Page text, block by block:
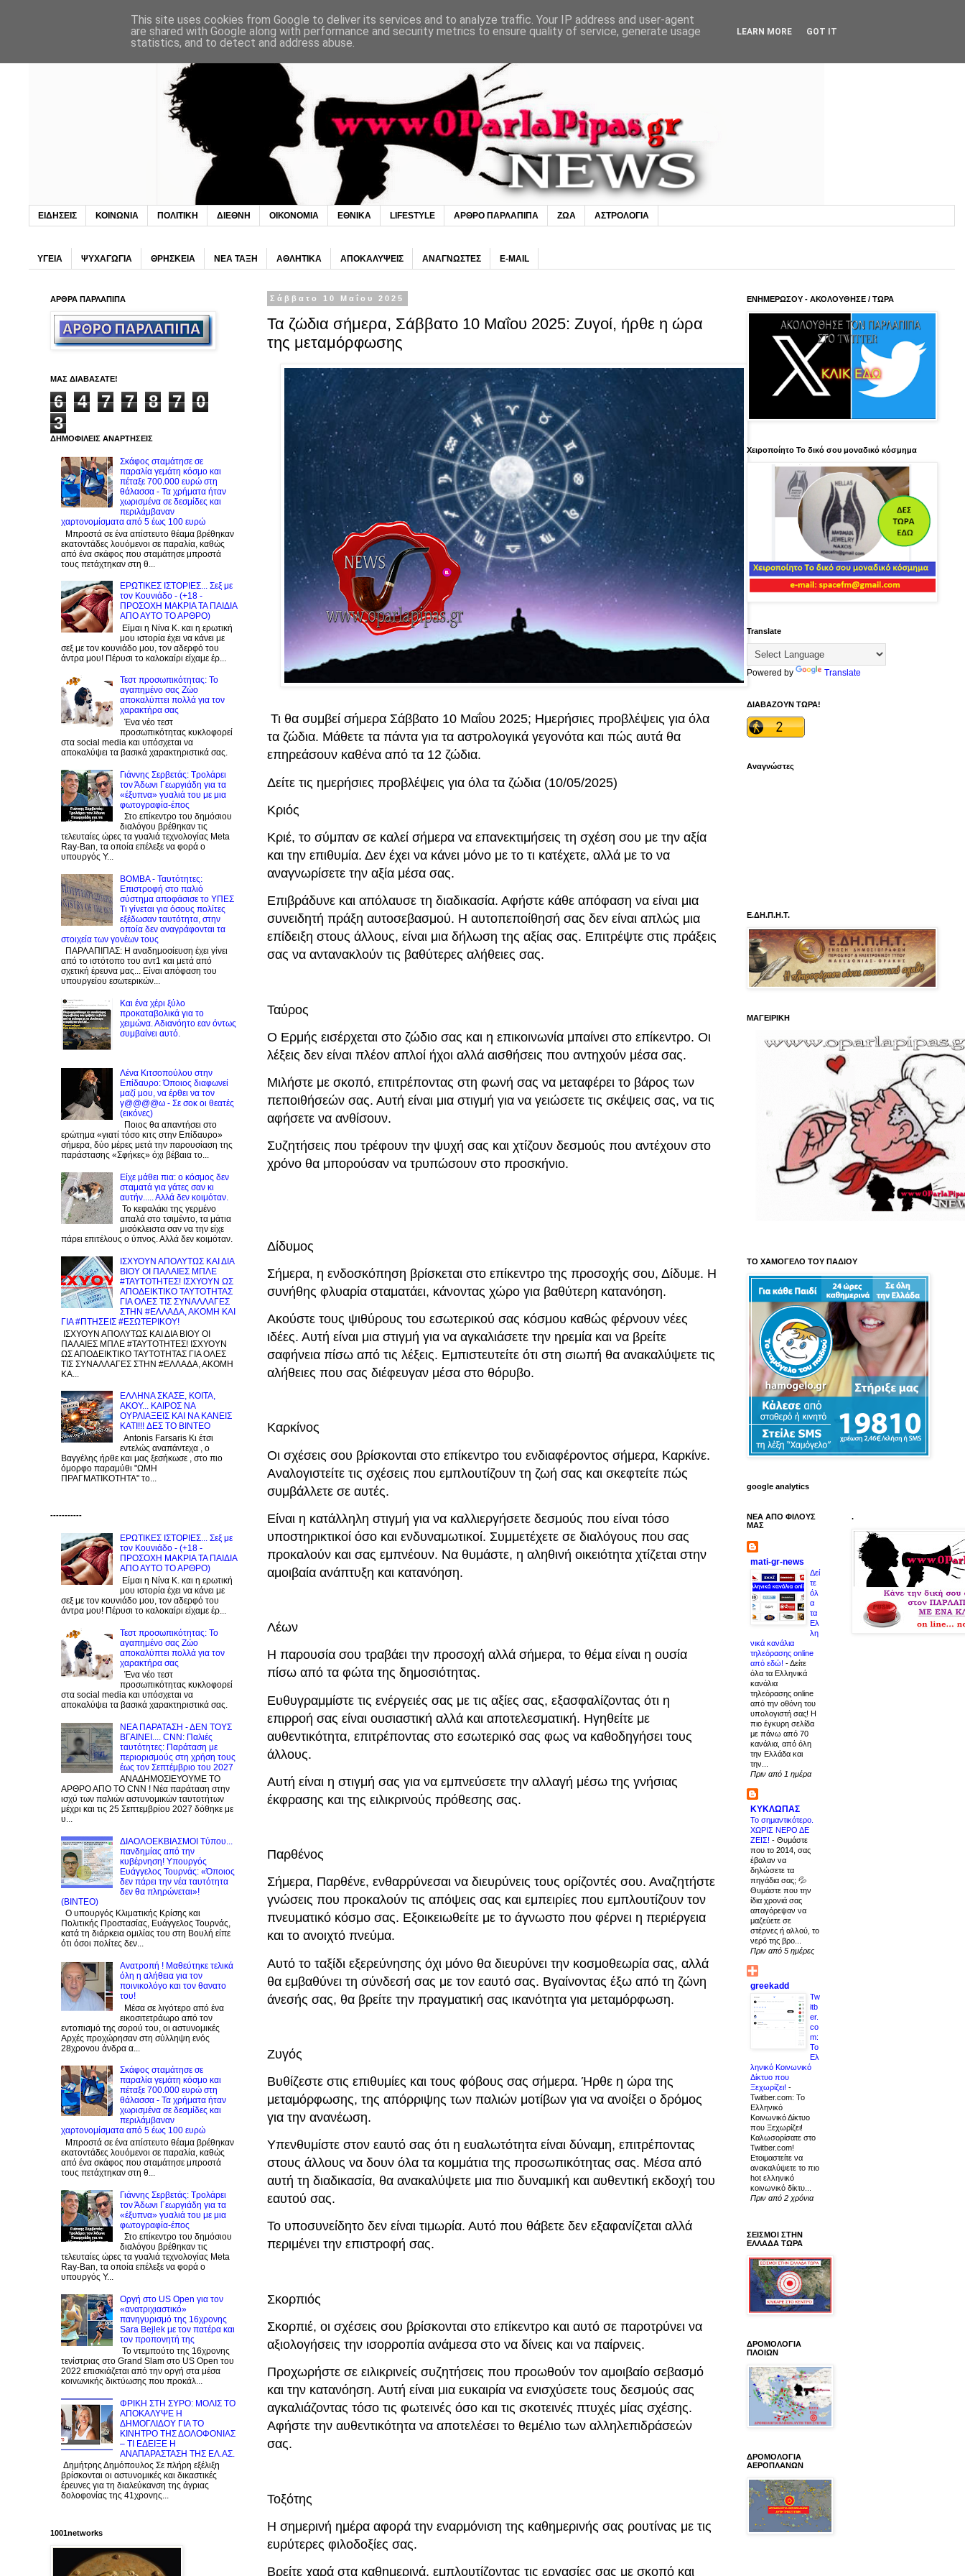
ΕΙΔΗΣΕΙΣ ΚΟΙΝΩΝΙΑ ΠΟΛΙΤΙΚΗ ΔΙΕΘΝΗ ΟΙΚΟΝΟΜΙΑ ΕΘΝΙΚΑ LIFESTYLE ΑΡΘΡΟ ΠΑΡΛΑΠΙΠΑ ΖΩΑ ΑΣΤΡΟΛΟΓΙΑ
ΥΓΕΙΑ ΨΥΧΑΓΩΓΙΑ ΘΡΗΣΚΕΙΑ ΝΕΑ ΤΑΞΗ ΑΘΛΗΤΙΚΑ ΑΠΟΚΑΛΥΨΕΙΣ ΑΝΑΓΝΩΣΤΕΣ E-MAIL
Σάββατο 10 Μαΐου 2025
Τα ζώδια σήμερα, Σάββατο 10 Μαΐου 2025: Ζυγοί, ήρθε η ώρα
της μεταμόρφωσης
Τι θα συμβεί σήμερα Σάββατο 10 Μαΐου 2025; Ημερήσιες προβλέψεις για όλα
τα ζώδια. Μάθετε τα πάντα για τα αστρολογικά γεγονότα και πώς αυτά θα
επηρεάσουν καθένα από τα 12 ζώδια.
Δείτε τις ημερήσιες προβλέψεις για όλα τα ζώδια (10/05/2025)
Κριός
Κριέ, το σύμπαν σε καλεί σήμερα να επανεκτιμήσεις τη σχέση σου με την αξία
και την επιθυμία. Δεν έχει να κάνει μόνο με το τι κατέχετε, αλλά με το να
αναγνωρίσετε την αξία μέσα σας.
Επιβράδυνε και απόλαυσε τη διαδικασία. Αφήστε κάθε απόφαση να είναι μια
συνειδητή πράξη αυτοσεβασμού. Η αυτοπεποίθησή σας δεν είναι απλώς μια
επίδειξη στους άλλους, είναι μια δήλωση της αξίας σας. Επιτρέψτε στις πράξεις
σας να αντανακλούν τις βαθύτερες αλήθειες σας.
Ταύρος
Ο Ερμής εισέρχεται στο ζώδιο σας και η επικοινωνία μπαίνει στο επίκεντρο. Οι
λέξεις δεν είναι πλέον απλοί ήχοι αλλά αισθήσεις που αντηχούν μέσα σας.
Μιλήστε με σκοπό, επιτρέποντας στη φωνή σας να μεταφέρει το βάρος των
πεποιθήσεών σας. Αυτή είναι μια στιγμή για να γειώσετε τις σκέψεις σας, να τις
αφήσετε να ανθίσουν.
Συζητήσεις που τρέφουν την ψυχή σας και χτίζουν δεσμούς που αντέχουν στο
χρόνο θα μπορούσαν να τρυπώσουν στο προσκήνιο.
Δίδυμος
Σήμερα, η ενδοσκόπηση βρίσκεται στο επίκεντρο της προσοχής σου, Δίδυμε. Η
συνήθης φλυαρία σταματάει, κάνοντας χώρο για βαθύτερη κατανόηση.
Ακούστε τους ψιθύρους του εσωτερικού σας κόσμου καθώς φέρνουν νέες
ιδέες. Αυτή είναι μια στιγμή για να αγκαλιάσετε την ηρεμία και να βρείτε
σαφήνεια πίσω από τις λέξεις. Εμπιστευτείτε ότι στη σιωπή θα ανακαλύψετε τις
αλήθειες που σας διέφευγαν μέσα στο θόρυβο.
Καρκίνος
Οι σχέσεις σου βρίσκονται στο επίκεντρο του ενδιαφέροντος σήμερα, Καρκίνε.
Αναλογιστείτε τις σχέσεις που εμπλουτίζουν τη ζωή σας και σκεφτείτε πώς
συμβάλλετε σε αυτές.
Είναι η κατάλληλη στιγμή για να καλλιεργήσετε δεσμούς που είναι τόσο
υποστηρικτικοί όσο και ενδυναμωτικοί. Συμμετέχετε σε διαλόγους που σας
προκαλούν και σας εμπνέουν. Να θυμάστε, η αληθινή οικειότητα χτίζεται στην
αμοιβαία ανάπτυξη και κατανόηση.
Λέων
Η παρουσία σου τραβάει την προσοχή αλλά σήμερα, το θέμα είναι η ουσία
πίσω από τα φώτα της δημοσιότητας.
Ευθυγραμμίστε τις ενέργειές σας με τις αξίες σας, εξασφαλίζοντας ότι η
επιρροή σας είναι ουσιαστική αλλά και αποτελεσματική. Ηγηθείτε με
αυθεντικότητα, επιτρέποντας στο εσωτερικό σας φως να καθοδηγήσει τους
άλλους.
Αυτή είναι η στιγμή σας για να εμπνεύσετε την αλλαγή μέσω της γνήσιας
έκφρασης και της ειλικρινούς πρόθεσης σας.
Παρθένος
Σήμερα, Παρθένε, ενθαρρύνεσαι να διευρύνεις τους ορίζοντές σου. Αναζητήστε
γνώσεις που προκαλούν τις απόψεις σας και εμπειρίες που εμπλουτίζουν τον
πνευματικό κόσμο σας. Εξοικειωθείτε με το άγνωστο που φέρνει η περιέργεια
και το ανοιχτό πνεύμα.
Αυτό το ταξίδι εξερεύνησης όχι μόνο θα διευρύνει την κοσμοθεωρία σας, αλλά
θα εμβαθύνει τη σύνδεσή σας με τον εαυτό σας. Βγαίνοντας έξω από τη ζώνη
άνεσής σας, θα βρείτε την πραγματική σας ικανότητα για μεταμόρφωση.
Ζυγός
Βυθίζεστε στις επιθυμίες και τους φόβους σας σήμερα. Ήρθε η ώρα της
μεταμόρφωσης, της απόρριψης των παλιών μοτίβων για να ανοίξει ο δρόμος
για την ανανέωση.
Υπενθυμίστε στον εαυτό σας ότι η ευαλωτότητα είναι δύναμη, επιτρέποντας
στους άλλους να δουν όλα τα κομμάτια της προσωπικότητας σας. Μέσα από
αυτή τη διαδικασία, θα ανακαλύψετε μια πιο δυναμική και αυθεντική εκδοχή του
εαυτού σας.
Το υποσυνείδητο δεν είναι τιμωρία. Αυτό που θάβετε δεν εξαφανίζεται αλλά
περιμένει την επιστροφή σας.
Σκορπιός
Σκορπιέ, οι σχέσεις σου βρίσκονται στο επίκεντρο και αυτό σε παροτρύνει να
αξιολογήσεις την ισορροπία ανάμεσα στο να δίνεις και να παίρνεις.
Προχωρήστε σε ειλικρινείς συζητήσεις που προωθούν τον αμοιβαίο σεβασμό
και την κατανόηση. Αυτή είναι μια ευκαιρία να ενισχύσετε τους δεσμούς σας
αγκαλιάζοντας τόσο τις φωτεινές όσο και τις σκοτεινές πτυχές μίας σχέσης.
Αφήστε την αυθεντικότητα να αποτελέσει το θεμέλιο των αλληλεπιδράσεών
σας.
Τοξότης
Η σημερινή ημέρα αφορά την εναρμόνιση της καθημερινής σας ρουτίνας με τις
ευρύτερες φιλοδοξίες σας.
Βρείτε χαρά στα καθημερινά, εμπλουτίζοντας τις εργασίες σας με σκοπό και
ΑΡΘΡΑ ΠΑΡΛΑΠΙΠΑ
ΜΑΣ ΔΙΑΒΑΣΑΤΕ!
6 4 7 7 8 7
0
3
ΔΗΜΟΦΙΛΕΙΣ ΑΝΑΡΤΗΣΕΙΣ
Σκάφος σταμάτησε σε
παραλία γεμάτη κόσμο και
πέταξε 700.000 ευρώ στη
θάλασσα - Τα χρήματα ήταν
χωρισμένα σε δεσμίδες και
περιλάμβαναν
χαρτονομίσματα από 5 έως 100 ευρώ
Μπροστά σε ένα απίστευτο θέαμα βρέθηκαν
εκατοντάδες λουόμενοι σε παραλία, καθώς
από ένα σκάφος που σταμάτησε μπροστά
τους πετάχτηκαν στη θ...
ΕΡΩΤΙΚΕΣ ΙΣΤΟΡΙΕΣ... Σεξ με
τον Kουνιάδο - (+18 -
ΠΡΟΣΟΧΗ ΜΑΚΡΙΑ ΤΑ ΠΑΙΔΙΑ
ΑΠΟ ΑΥΤΟ ΤΟ ΑΡΘΡΟ)
Είμαι η Νίνα Κ. και η ερωτική
μου ιστορία έχει να κάνει με
σεξ με τον κουνιάδο μου, τον αδερφό του
άντρα μου! Πέρυσι το καλοκαίρι είχαμε έρ...
Τεστ προσωπικότητας: Το
αγαπημένο σας Zώο
αποκαλύπτει πολλά για τον
χαρακτήρα σας
Ένα νέο τεστ
προσωπικότητας κυκλοφορεί
στα social media και υπόσχεται να
αποκαλύψει τα βασικά χαρακτηριστικά σας.
Γιάννης Σερβετάς: Τρολάρει
τον Άδωνι Γεωργιάδη για τα
«έξυπνα» γυαλιά του με μια
φωτογραφία-έπος
Στο επίκεντρο του δημόσιου
διαλόγου βρέθηκαν τις
τελευταίες ώρες τα γυαλιά τεχνολογίας Meta
Ray-Ban, τα οποία επέλεξε να φορά ο
υπουργός Υ...
BOMBA - Ταυτότητες:
Eπιστροφή στο παλιό
σύστημα αποφάσισε το ΥΠΕΣ
Τι γίνεται για όσους πολίτες
εξέδωσαν ταυτότητα, στην
οποία δεν αναγράφονται τα
στοιχεία των γονέων τους
ΠΑΡΛΑΠΙΠΑΣ: Η αναδημοσίευση έχει γίνει
από το ιστότοπο του αντ1 και μετά από
σχετική έρευνα μας... Είναι απόφαση του
υπουργείου εσωτερικών...
Και ένα χέρι ξύλο
προκαταβολικά για το
χειμώνα. Αδιανόητο εαν όντως
συμβαίνει αυτό.
Λένα Κιτσοπούλου στην
Επίδαυρο: Όποιος διαφωνεί
μαζί μου, να έρθει να τον
γ@@@@ω - Σε σοκ οι θεατές
(εικόνες)
Ποιος θα απαντήσει στο
ερώτημα «γιατί τόσο κιτς στην Επίδαυρο»
σήμερα, δύο μέρες μετά την παρουσίαση της
παράστασης «Σφήκες» όχι βέβαια το...
Είχε μάθει πια: ο κόσμος δεν
σταματά για γάτες σαν κι
αυτήν..... Αλλά δεν κοιμόταν.
Το κεφαλάκι της γερμένο
απαλά στο τσιμέντο, τα μάτια
μισόκλειστα σαν να την είχε
πάρει επιτέλους ο ύπνος. Αλλά δεν κοιμόταν.
ΙΣΧΥΟΥΝ ΑΠΟΛΥΤΩΣ ΚΑΙ ΔΙΑ
ΒΙΟΥ ΟΙ ΠΑΛΑΙΕΣ ΜΠΛΕ
#ΤΑΥΤΟΤΗΤΕΣ! ΙΣΧΥΟΥΝ ΩΣ
ΑΠΟΔΕΙΚΤΙΚΟ ΤΑΥΤΟΤΗΤΑΣ
ΓΙΑ ΟΛΕΣ ΤΙΣ ΣΥΝΑΛΛΑΓΕΣ
ΣΤΗΝ #ΕΛΛΑΔΑ, ΑΚΟΜΗ ΚΑΙ
ΓΙΑ #ΠΤΗΣΕΙΣ #ΕΣΩΤΕΡΙΚΟΥ!
ΙΣΧΥΟΥΝ ΑΠΟΛΥΤΩΣ ΚΑΙ ΔΙΑ ΒΙΟΥ ΟΙ
ΠΑΛΑΙΕΣ ΜΠΛΕ #ΤΑΥΤΟΤΗΤΕΣ! ΙΣΧΥΟΥΝ
ΩΣ ΑΠΟΔΕΙΚΤΙΚΟ ΤΑΥΤΟΤΗΤΑΣ ΓΙΑ ΟΛΕΣ
ΤΙΣ ΣΥΝΑΛΛΑΓΕΣ ΣΤΗΝ #ΕΛΛΑΔΑ, ΑΚΟΜΗ
ΚΑ...
EΛΛΗΝΑ ΣΚΑΣΕ, ΚΟΙΤΑ,
ΑΚΟΥ... ΚΑΙΡΟΣ ΝΑ
ΟΥΡΛIAΞΕΙΣ ΚΑΙ ΝΑ ΚΑΝΕΙΣ
KATI!!! ΔΕΣ TO BINTEO
Antonis Farsaris Κι έτσι
εντελώς αναπάντεχα , ο
Βαγγέλης ήρθε και μας ξεσήκωσε , στο πιο
όμορφο παραμύθι "ΩΜΗ
ΠΡΑΓΜΑΤΙΚΟΤΗΤΑ" το...
-----------
ΕΡΩΤΙΚΕΣ ΙΣΤΟΡΙΕΣ... Σεξ με
τον Kουνιάδο - (+18 -
ΠΡΟΣΟΧΗ ΜΑΚΡΙΑ ΤΑ ΠΑΙΔΙΑ
ΑΠΟ ΑΥΤΟ ΤΟ ΑΡΘΡΟ)
Είμαι η Νίνα Κ. και η ερωτική
μου ιστορία έχει να κάνει με
σεξ με τον κουνιάδο μου, τον αδερφό του
άντρα μου! Πέρυσι το καλοκαίρι είχαμε έρ...
Τεστ προσωπικότητας: Το
αγαπημένο σας Zώο
αποκαλύπτει πολλά για τον
χαρακτήρα σας
Ένα νέο τεστ
προσωπικότητας κυκλοφορεί
στα social media και υπόσχεται να
αποκαλύψει τα βασικά χαρακτηριστικά σας.
NEA ΠΑΡΑΤΑΣΗ - ΔΕΝ ΤΟΥΣ
ΒΓΑΙΝΕΙ.... CNN: Παλιές
ταυτότητες: Παράταση με
περιορισμούς στη χρήση τους
έως τον Σεπτέμβριο του 2027
ΑΝΑΔΗΜΟΣΙΕΥΟΥΜΕ ΤΟ
ΑΡΘΡΟ ΑΠΟ ΤΟ CNN ! Νέα παράταση στην
ισχύ των παλιών αστυνομικών ταυτοτήτων
μέχρι και τις 25 Σεπτεμβρίου 2027 δόθηκε με
υ...
ΔΙΑΟΛΟΕΚΒΙΑΣΜΟΙ Tύπου...
πανδημίας από την
κυβέρνηση! Υπουργός
Ευάγγελος Τουρνάς: «Όποιος
δεν πάρει την νέα ταυτότητα
δεν θα πληρώνεται»!
(BINTEO)
Ο υπουργός Κλιματικής Κρίσης και
Πολιτικής Προστασίας, Ευάγγελος Τουρνάς,
κατά τη διάρκεια ομιλίας του στη Βουλή είπε
ότι όσοι πολίτες δεν...
Ανατροπή ! Mαθεύτηκε τελικά
όλη η αλήθεια για τον
ποινικολόγο και τον θανατο
του!
Μέσα σε λιγότερο από ένα
εικοσιτετράωρο από τον
εντοπισμό της σορού του, οι αστυνομικές
Αρχές προχώρησαν στη σύλληψη ενός
28χρονου άνδρα α...
Σκάφος σταμάτησε σε
παραλία γεμάτη κόσμο και
πέταξε 700.000 ευρώ στη
θάλασσα - Τα χρήματα ήταν
χωρισμένα σε δεσμίδες και
περιλάμβαναν
χαρτονομίσματα από 5 έως 100 ευρώ
Μπροστά σε ένα απίστευτο θέαμα βρέθηκαν
εκατοντάδες λουόμενοι σε παραλία, καθώς
από ένα σκάφος που σταμάτησε μπροστά
τους πετάχτηκαν στη θ...
Γιάννης Σερβετάς: Τρολάρει
τον Άδωνι Γεωργιάδη για τα
«έξυπνα» γυαλιά του με μια
φωτογραφία-έπος
Στο επίκεντρο του δημόσιου
διαλόγου βρέθηκαν τις
τελευταίες ώρες τα γυαλιά τεχνολογίας Meta
Ray-Ban, τα οποία επέλεξε να φορά ο
υπουργός Υ...
Οργή στο US Open για τον
«ανατριχιαστικό»
πανηγυρισμό της 16χρονης
Sara Bejlek με τον πατέρα και
τον προπονητή της
Το ντεμπούτο της 16χρονης
τενίστριας στο Grand Slam στο US Open του
2022 επισκιάζεται από την οργή στα μέσα
κοινωνικής δικτύωσης που προκάλ...
ΦΡΙΚΗ ΣΤΗ ΣΥΡΟ: ΜΟΛΙΣ TO
ΑΠΟΚΑΛΥΨΕ Η
ΔΗΜΟΓΛΙΔΟΥ ΓΙΑ ΤΟ
KINΗΤΡΟ ΤΗΣ ΔΟΛΟΦΟΝΙΑΣ
– ΤΙ ΕΔΕΙΞΕ Η
ΑΝΑΠΑΡΑΣΤΑΣΗ ΤΗΣ ΕΛ.ΑΣ.
Δημήτρης Δημόπουλος Σε πλήρη εξέλιξη
βρίσκονται οι αστυνομικές και δικαστικές
έρευνες για τη διαλεύκανση της άγριας
δολοφονίας της 41χρονης...
1001networks
ΕΝΗΜΕΡΩΣΟΥ - ΑΚΟΛΟΥΘΗΣΕ / ΤΩΡΑ
Χειροποίητο Το δικό σου μοναδικό κόσμημα
Translate
Powered by Translate
ΔΙΑΒΑΖΟΥΝ ΤΩΡΑ!
Αναγνώστες
Ε.ΔΗ.Π.Η.Τ.
ΜΑΓΕΙΡΙΚΗ
ΤΟ ΧΑΜΟΓΕΛΟ ΤΟΥ ΠΑΔΙΟΥ
google analytics
ΝΕΑ ΑΠΟ ΦΙΛΟΥΣ
ΜΑΣ
mati-gr-news
Δεί
τε
όλ
α
τα
Ελ
λη
νικά κανάλια
τηλεόρασης online
από εδώ! -Δείτε
όλα τα Ελληνικά
κανάλια
τηλεόρασης online
από την οθόνη του
υπολογιστή σας! Η
πιο έγκυρη σελίδα
με πάνω από 70
κανάλια, από όλη
την Ελλάδα και
την...
Πριν από 1 ημέρα
ΚΥΚΛΩΠΑΣ
Το σημαντικότερο.
ΧΩΡΙΣ ΝΕΡΟ ΔΕ
ΖΕΙΣ! - Θυμάστε
που το 2014, σας
έβαλαν να
δηλώσετε τα
πηγάδια σας; 💦
Θυμάστε που την
ίδια χρονιά σας
απαγόρεψαν να
μαζεύετε σε
στέρνες ή αλλού, το
νερό της βρο...
Πριν από 5 ημέρες
greekadd
Tw
itb
er.
co
m:
Το
Ελ
ληνικό Κοινωνικό
Δίκτυο που
Ξεχωρίζει! -
Twitber.com: Το
Ελληνικό
Κοινωνικό Δίκτυο
που Ξεχωρίζει!
Καλωσορίσατε στο
Twitber.com!
Ετοιμαστείτε να
ανακαλύψετε το πιο
hot ελληνικό
κοινωνικό δίκτυ...
Πριν από 2 χρόνια
ΣΕΙΣΜΟΙ ΣΤΗΝ
ΕΛΛΑΔΑ ΤΩΡΑ
ΔΡΟΜΟΛΟΓΙΑ
ΠΛΟΙΩΝ
ΔΡΟΜΟΛΟΓΙΑ
ΑΕΡΟΠΛΑΝΩΝ
.
This site uses cookies from Google to deliver its services and to analyze traffic. Your IP address and user-agent
are shared with Google along with performance and security metrics to ensure quality of service, generate usage
statistics, and to detect and address abuse.
LEARN MORE GOT IT